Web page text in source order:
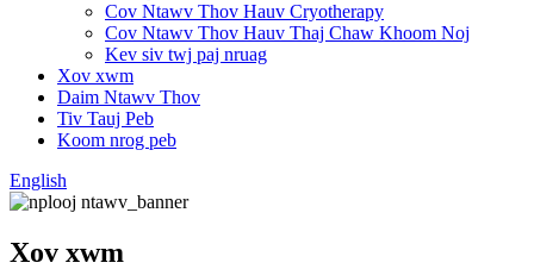
Cov Ntawv Thov Hauv Cryotherapy
Cov Ntawv Thov Hauv Thaj Chaw Khoom Noj
Kev siv twj paj nruag
Xov xwm
Daim Ntawv Thov
Tiv Tauj Peb
Koom nrog peb
English
Xov xwm